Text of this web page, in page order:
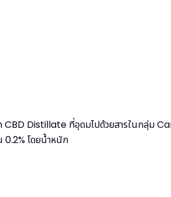
Distillate ที่อุดมไปด้วยสารในกลุ่ม
0.2% โดยน้ำหนัก